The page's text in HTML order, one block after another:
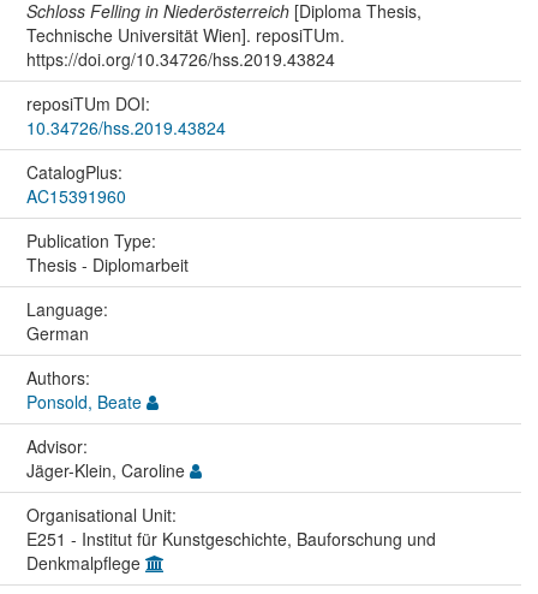
Schloss Felling in Niederösterreich[Diploma Thesis,
Technische Universität Wien]. reposiTUm.
https://doi.org/10.34726/hss.2019.43824
reposiTUm DOI:
10.34726/hss.2019.43824
CatalogPlus:
AC15391960
Publication Type:
Thesis - Diplomarbeit
Language:
German
Authors:
Ponsold, Beate
Advisor:
Jäger-Klein, Caroline
Organisational Unit:
E251 - Institut für Kunstgeschichte, Bauforschung und
Denkmalpflege